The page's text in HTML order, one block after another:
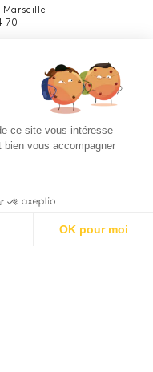
Marseille
70
Côte d'Azur.
ce site vous intéresse
bien vous accompagner
OK pour moi